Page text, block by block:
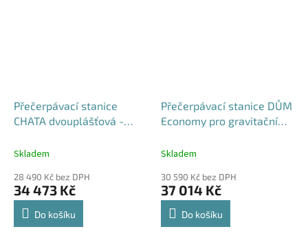
Přečerpávací stanice
CHATA dvouplášťová -
Skladem
28 490 Kč bez DPH
34 473 Kč
Do košíku
Přečerpávací stanice DŮM
Economy pro gravitační
- nádrž 1m3
Skladem
30 590 Kč bez DPH
37 014 Kč
Do košíku